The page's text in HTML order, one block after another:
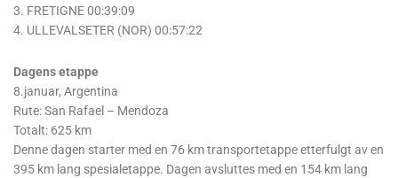
3. FRETIGNE 00:39:09
4. ULLEVALSETER (NOR) 00:57:22
Dagens etappe
8.januar, Argentina
Rute: San Rafael – Mendoza
Totalt: 625 km
Denne dagen starter med en 76 km transportetappe etterfulgt av en
395 km lang spesialetappe. Dagen avsluttes med en 154 km lang